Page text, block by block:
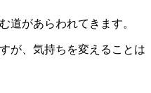
道があらわれてきます。
が、気持ちを変えることは